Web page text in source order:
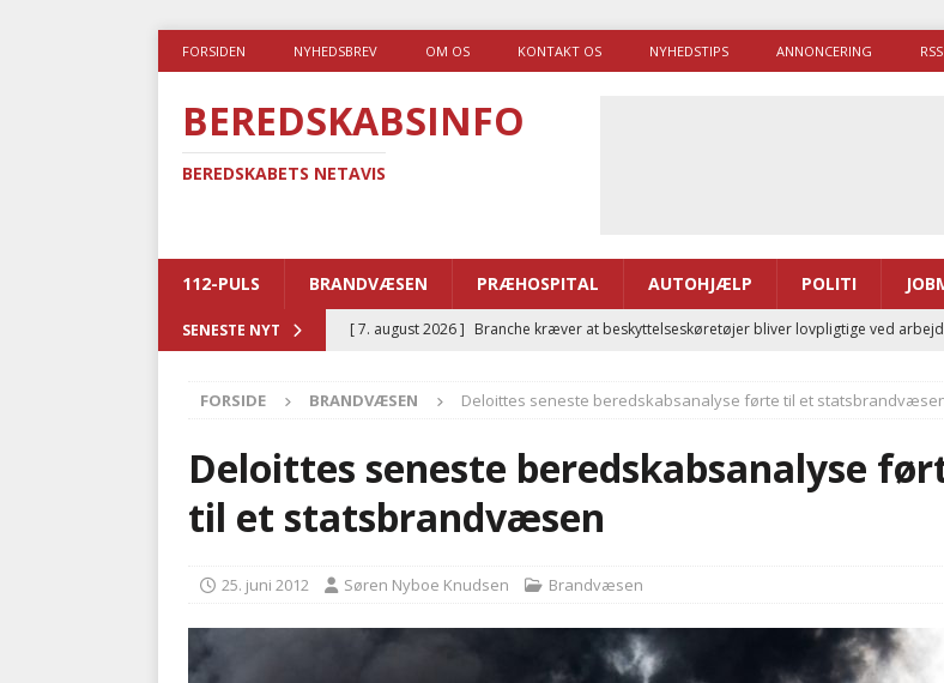
FORSIDEN NYHEDSBREV OM OS KONTAKT OS NYHEDSTIPS ANNONCERING RSS
BEREDSKABSINFO
BEREDSKABETS NETAVIS
112-PULS BRANDVÆSEN PRÆHOSPITAL AUTOHJÆLP POLITI
SENESTE NYT [ 7. august 2026 ] Branche kræver at beskyttelseskøretøjer bliver lovpligtige ved
[ 6. august 2026 ] Brandvæsenernes gennemsnitlige responstid steg med 9 sekunder i
Advarer: Udløb af sygetransporttilladelser kan sende 400.000 kørsler
i det offentlige
PRÆHOSPITAL
Ny ambulance og el-sygetransportvogn til Samsø
FORSIDE BRANDVÆSEN Deloittes seneste beredskabsanalyse førte til et
Deloittes seneste beredskabsanalyse
til et statsbrandvæsen
25. juni 2012 Søren Nyboe Knudsen Brandvæsen